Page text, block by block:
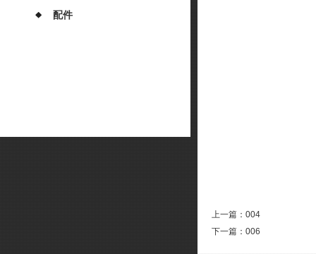
配件
上一篇： 004
下一篇： 006